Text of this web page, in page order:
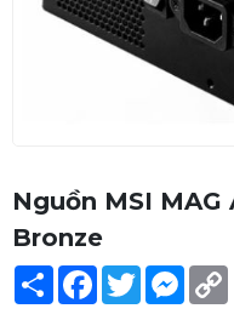
Nguồn MSI
Bronze
Share Facebook
Twitter